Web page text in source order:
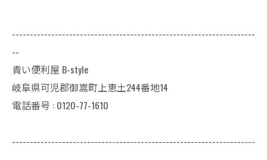
--------------------------------------------------------------------
--
青い便利屋 B-style
岐阜県可児郡御嵩町上恵土244番地14
電話番号 : 0120-77-1610
--------------------------------------------------------------------